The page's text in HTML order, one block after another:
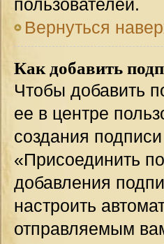
пользователей.
Вернуться
Как добавить
Чтобы добавить
ее в центре
создания
«Присоединить
добавления
настроить
отправляемым